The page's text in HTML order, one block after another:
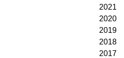
2021
2020
2019
2018
2017